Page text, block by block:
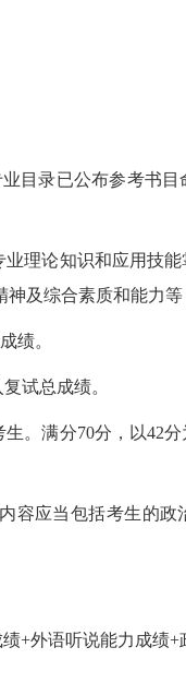
目录已公布参考书目
理论知识和应用技
及综合素质和能力等
绩。
试总成绩。
。满分70分，以42
容应当包括考生的政
+外语听说能力成绩+